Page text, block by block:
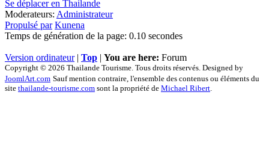
Se déplacer en Thailande
Moderateurs: Administrateur
Propulsé par Kunena
Temps de génération de la page: 0.10 secondes
Version ordinateur| Top You are here: Forum
Copyright © 2026 Thailande Tourisme. Tous droits réservés. Designed by
JoomlArt.com Sauf mention contraire, l'ensemble des contenus ou éléments du
site thailande-tourisme.com sont la propriété de Michael Ribert.